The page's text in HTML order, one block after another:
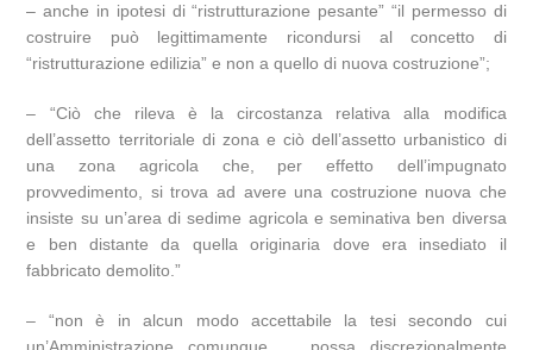
– anche in ipotesi di “ristrutturazione pesante” “il permesso di
costruire può legittimamente ricondursi al concetto di
“ristrutturazione edilizia” e non a quello di nuova costruzione”;
– “Ciò che rileva è la circostanza relativa alla modifica
dell’assetto territoriale di zona e ciò dell’assetto urbanistico di
una zona agricola che, per effetto dell’impugnato
provvedimento, si trova ad avere una costruzione nuova che
insiste su un’area di sedime agricola e seminativa ben diversa
e ben distante da quella originaria dove era insediato il
fabbricato demolito.”
– “non è in alcun modo accettabile la tesi secondo cui